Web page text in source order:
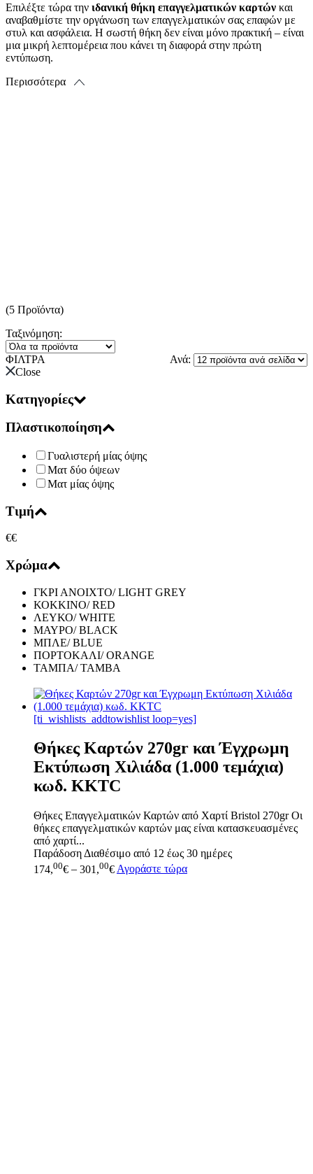
Επιλέξτε τώρα την ιδανική θήκη επαγγελματικών καρτών και
αναβαθμίστε την οργάνωση των επαγγελματικών σας επαφών με
στυλ και ασφάλεια. Η σωστή θήκη δεν είναι μόνο πρακτική – είναι
μια μικρή λεπτομέρεια που κάνει τη διαφορά στην πρώτη
εντύπωση.
Περισσότερα
(5 Προϊόντα)
Ταξινόμηση:
Ανά:
ΦΙΛΤΡΑ
Close
Κατηγορίες
Πλαστικοποίηση
Γυαλιστερή μίας όψης
Ματ δύο όψεων
Ματ μίας όψης
Τιμή
€€
Χρώμα
ΓΚΡΙ ΑΝΟΙΧΤΟ/ LIGHT GREY
ΚΟΚΚΙΝΟ/ RED
ΛΕΥΚΟ/ WHITE
ΜΑΥΡΟ/ BLACK
ΜΠΛΕ/ BLUE
ΠΟΡΤΟΚΑΛΙ/ ORANGE
ΤΑΜΠΑ/ TAMBA
[ti_wishlists_addtowishlist loop=yes]
Θήκες Καρτών 270gr και Έγχρωμη
Εκτύπωση Χιλιάδα (1.000 τεμάχια)
κωδ. KKTC
Θήκες Επαγγελματικών Καρτών από Χαρτί Bristol 270gr Οι
θήκες επαγγελματικών καρτών μας είναι κατασκευασμένες
από χαρτί...
Παράδοση Διαθέσιμο από 12 έως 30 ημέρες
174,00€ – 301,00€Αγοράστε τώρα